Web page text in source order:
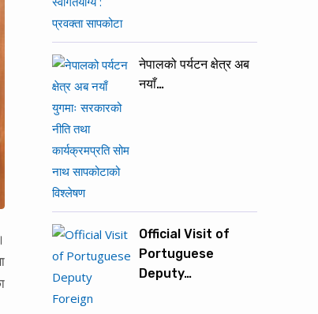
नेपालको पर्यटन क्षेत्र अब
नयाँ…
Official Visit of
Portuguese
Deputy…